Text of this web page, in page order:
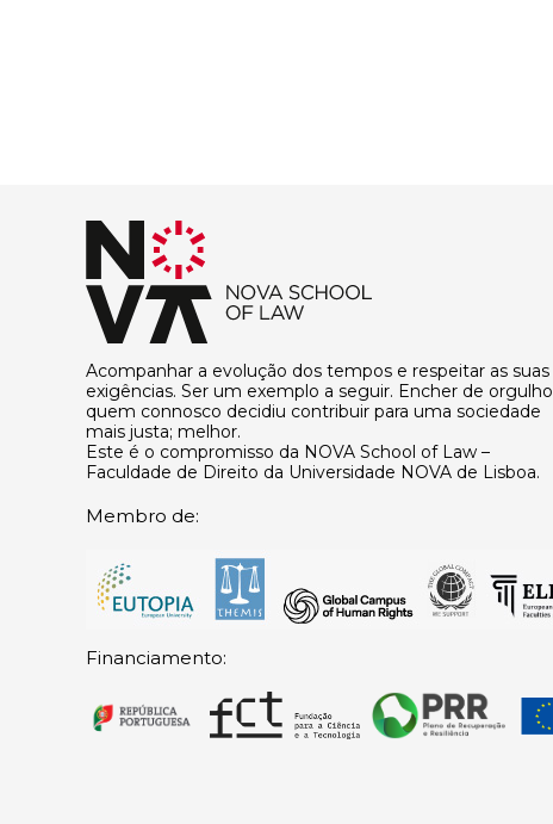
Acompanhar a evolução dos tempos e respeitar as suas
exigências. Ser um exemplo a seguir. Encher de orgulho
quem connosco decidiu contribuir para uma sociedade
mais justa; melhor.
Este é o compromisso da NOVA School of Law –
Faculdade de Direito da Universidade NOVA de Lisboa.
Membro de:
Financiamento: